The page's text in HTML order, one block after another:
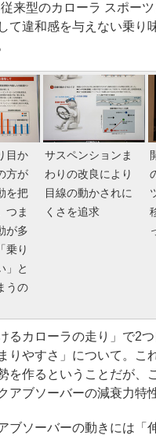
来型のカローラ スポー
て違和感を与えない乗り
目か
方が
を把
つま
が多
乗り
」と
うの
サスペンションま
わりの改良により
目線の動かされに
くさを追求
るカローラの走り」で2
りやすさ」について。こ
を作るということだが、
アブソーバーの減衰力特
ブソーバーの動きには「